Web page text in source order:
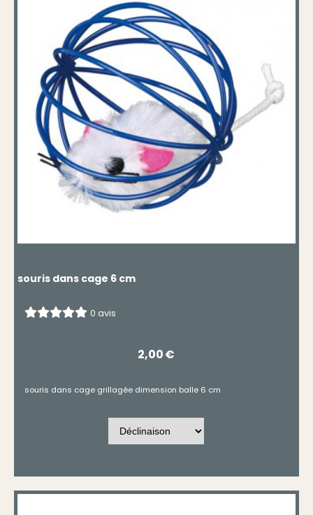
souris dans cage 6 cm
0 avis
2,00€
souris dans cage grillagée dimension balle 6 cm